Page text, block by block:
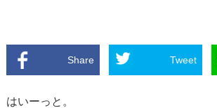
Share Tweet
はいーっと。